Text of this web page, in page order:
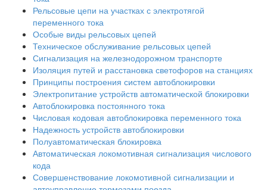
Рельсовые цепи на участках с электротягой
переменного тока
Особые виды рельсовых цепей
Техническое обслуживание рельсовых цепей
Сигнализация на железнодорожном транспорте
Изоляция путей и расстановка светофоров на станциях
Принципы построения систем автоблокировки
Электропитание устройств автоматической блокировки
Автоблокировка постоянного тока
Числовая кодовая автоблокировка переменного тока
Надежность устройств автоблокировки
Полуавтоматическая блокировка
Автоматическая локомотивная сигнализация числового
кода
Совершенствование локомотивной сигнализации и